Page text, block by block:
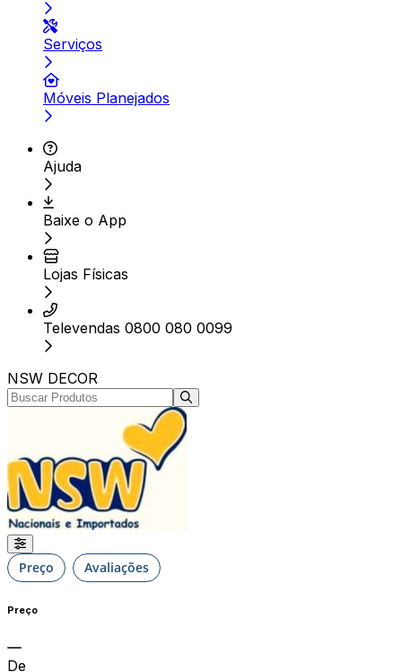
Serviços
Móveis Planejados
Ajuda
Baixe o App
Lojas Físicas
Televendas 0800 080 0099
NSW DECOR
Preço Avaliações
Preço
De